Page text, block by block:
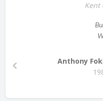
Kent
Anthony